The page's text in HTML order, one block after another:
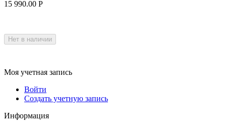
15 990.00 Р
Нет в наличии
Моя учетная запись
Войти
Создать учетную запись
Информация